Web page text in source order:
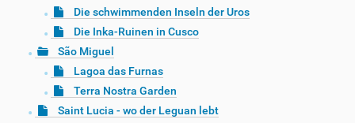
Die schwimmenden Inseln der Uros
Die Inka-Ruinen in Cusco
São Miguel
Lagoa das Furnas
Terra Nostra Garden
Saint Lucia - wo der Leguan lebt